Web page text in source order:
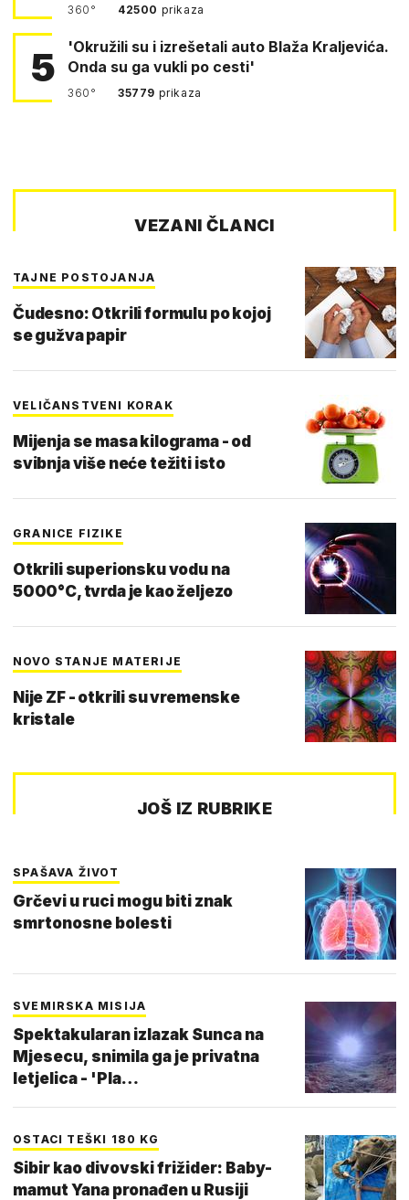
360° 42500 prikaza
5
'Okružili su i izrešetali auto Blaža Kraljevića.
Onda su ga vukli po cesti'
360° 35779 prikaza
VEZANI ČLANCI
TAJNE POSTOJANJA
Čudesno: Otkrili formulu po kojoj
se gužva papir
VELIČANSTVENI KORAK
Mijenja se masa kilograma - od
svibnja više neće težiti isto
GRANICE FIZIKE
Otkrili superionsku vodu na
5000°C, tvrda je kao željezo
NOVO STANJE MATERIJE
Nije ZF - otkrili su vremenske
kristale
JOŠ IZ RUBRIKE
SPAŠAVA ŽIVOT
Grčevi u ruci mogu biti znak
smrtonosne bolesti
SVEMIRSKA MISIJA
Spektakularan izlazak Sunca na
Mjesecu, snimila ga je privatna
letjelica - 'Pla…
OSTACI TEŠKI 180 KG
Sibir kao divovski frižider: Baby-
mamut Yana pronađen u Rusiji